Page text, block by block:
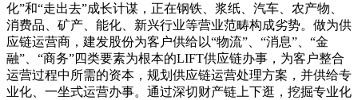
化”和“走出去”成长计谋，正在钢铁、浆纸、汽车、农产物、
消费品、矿产、能化、新兴行业等营业范畴构成劣势。做为供
应链运营商，建发股份为客户供给以“物流”、“消息”、“金
融”、“商务”四类要素为根本的LIFT供应链办事，为客户整合
运营过程中所需的资本，规划供应链运营处理方案，并供给专
业化、一坐式运营办事。通过深切财产链上下逛，挖掘专业化